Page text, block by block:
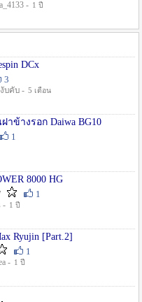
- 1 ปี
DCx
3
บคับ - 5 เดือน
ข้างรอก Daiwa BG10
1
8000 HG
1
- 1 ปี
Ryujin [Part.2]
1
- 1 ปี